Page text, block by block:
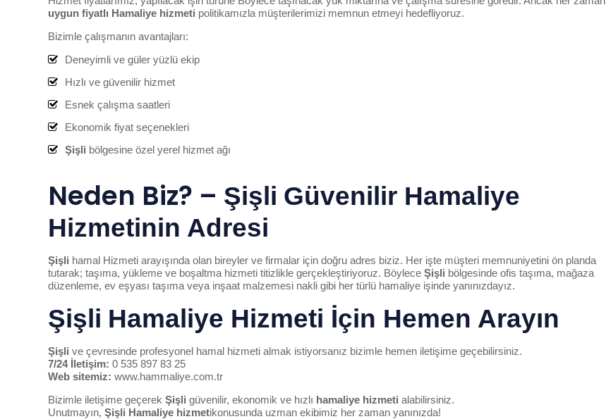
uygun fiyatlı Hamaliye hizmeti politikamızla müşterilerimizi memnun etmeyi hedefliyoruz.
Bizimle çalışmanın avantajları:
Deneyimli ve güler yüzlü ekip
Hızlı ve güvenilir hizmet
Esnek çalışma saatleri
Ekonomik fiyat seçenekleri
Şişli bölgesine özel yerel hizmet ağı
Neden Biz? – Şişli Güvenilir Hamaliye
Hizmetinin Adresi
Şişli hamal Hizmeti arayışında olan bireyler ve firmalar için doğru adres biziz. Her işte müşteri memnuniyetini ön planda
tutarak; taşıma, yükleme ve boşaltma hizmeti titizlikle gerçekleştiriyoruz. Böylece Şişli bölgesinde ofis taşıma, mağaza
düzenleme, ev eşyası taşıma veya inşaat malzemesi nakli gibi her türlü hamaliye işinde yanınızdayız.
Şişli Hamaliye Hizmeti İçin Hemen Arayın
Şişli ve çevresinde profesyonel hamal hizmeti almak istiyorsanız bizimle hemen iletişime geçebilirsiniz.
7/24 İletişim: 0 535 897 83 25
Web sitemiz: www.hammaliye.com.tr
Bizimle iletişime geçerek Şişli güvenilir, ekonomik ve hızlı hamaliye hizmeti alabilirsiniz.
Unutmayın, Şişli Hamaliye hizmetikonusunda uzman ekibimiz her zaman yanınızda!